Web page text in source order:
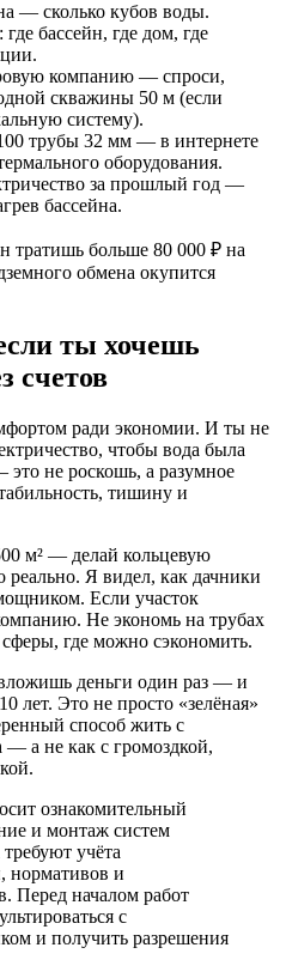
— сколько кубов воды.
бассейн, где дом, где
компанию — спроси,
скважины 50 м (если
систему).
трубы 32 мм — в интернете
оборудования.
за прошлый год —
бассейна.
тратишь больше 80 000 ₽ на
обмена окупится
ты хочешь
счетов
ради экономии. И ты не
чтобы вода была
не роскошь, а разумное
тишину и
м² — делай кольцевую
реально. Я видел, как дачники
Если участок
Не экономь на трубах
где можно сэкономить.
деньги один раз — и
лет. Это не просто «зелёная»
способ жить с
— а не как с громоздкой,
ознакомительный
и монтаж систем
учёта
нормативов и
Перед началом работ
с
и получить разрешения